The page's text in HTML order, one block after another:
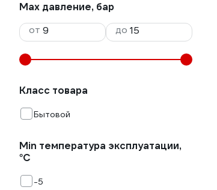
Max давление, бар
от
до
Класс товара
Бытовой
Min температура эксплуатации,
°С
-5